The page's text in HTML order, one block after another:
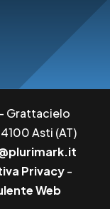
Grattacielo
Asti (AT)
Privacy-
Web